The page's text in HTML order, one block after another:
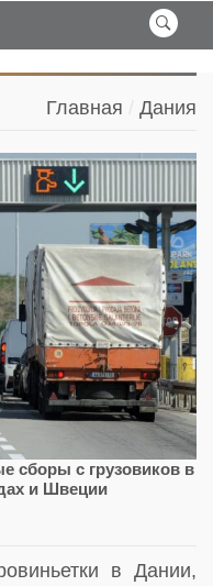
Главная Дания
сборы с грузовиков в
и Швеции
в Дании,